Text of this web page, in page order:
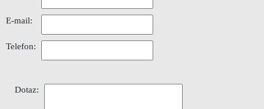
E-mail:
Telefon:
Dotaz: